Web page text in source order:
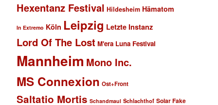
Hexentanz Festival Hildesheim Hämatom
In Extremo Köln Leipzig Letzte Instanz
Lord Of The Lost M'era Luna Festival
Mannheim Mono Inc.
MS Connexion Ost+Front
Saltatio Mortis Schandmaul Schlachthof Solar Fake